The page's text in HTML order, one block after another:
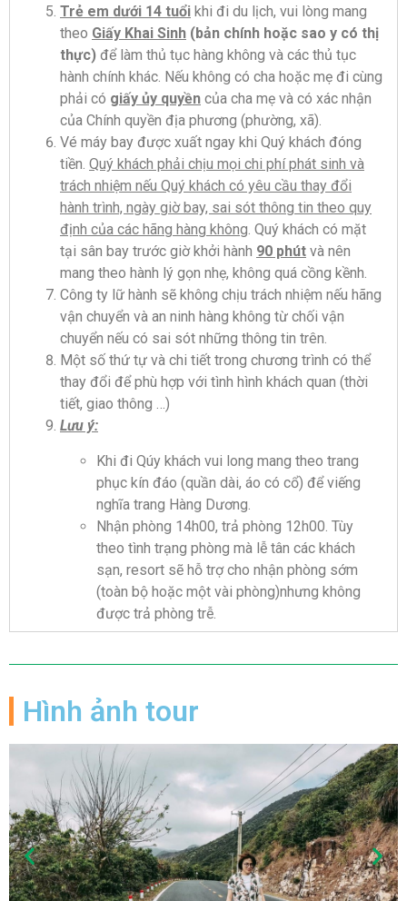
Trẻ em dưới 14 tuổi khi đi du lịch, vui lòng mang
theo Giấy Khai Sinh (bản chính hoặc sao y có thị
thực) để làm thủ tục hàng không và các thủ tục
hành chính khác. Nếu không có cha hoặc mẹ đi cùng
phải có giấy ủy quyền của cha mẹ và có xác nhận
của Chính quyền địa phương (phường, xã).
Vé máy bay được xuất ngay khi Quý khách đóng
tiền. Quý khách phải chịu mọi chi phí phát sinh và
trách nhiệm nếu Quý khách có yêu cầu thay đổi
hành trình, ngày giờ bay, sai sót thông tin theo quy
định của các hãng hàng không. Quý khách có mặt
tại sân bay trước giờ khởi hành 90 phút và nên
mang theo hành lý gọn nhẹ, không quá cồng kềnh.
Công ty lữ hành sẽ không chịu trách nhiệm nếu hãng
vận chuyển và an ninh hàng không từ chối vận
chuyển nếu có sai sót những thông tin trên.
Một số thứ tự và chi tiết trong chương trình có thể
thay đổi để phù hợp với tình hình khách quan (thời
tiết, giao thông …)
Lưu ý:
Khi đi Qúy khách vui long mang theo trang
phục kín đáo (quần dài, áo có cổ) để viếng
nghĩa trang Hàng Dương.
Nhận phòng 14h00, trả phòng 12h00. Tùy
theo tình trạng phòng mà lễ tân các khách
sạn, resort sẽ hỗ trợ cho nhận phòng sớm
(toàn bộ hoặc một vài phòng)nhưng không
được trả phòng trễ.
Hình ảnh tour